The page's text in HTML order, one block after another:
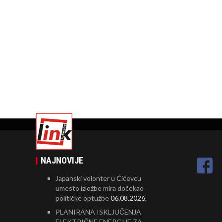
NAJNOVIJE
Japanski volonter u Ćićevcu
umesto izložbe mira dočekao
političke optužbe06.08.2026.
PLANIRANA ISKLJUČENJA